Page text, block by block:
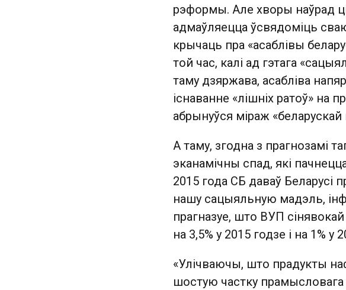
рэформы. Але хворы наўрад
адмаўляецца ўсвядоміць
крычаць пра «асаблівы
той час, калі ад гэтага
таму дзяржава, асабліва
існаванне «лішніх ратоў» на
абрынуўся міраж «беларускай
А таму, згодна з прагнозамі
эканамічны спад, які
2015 года СБ даваў Беларусі
нашу сацыяльную мадэль,
прагназуе, што ВУП
на 3,5% у 2015 годзе і на 1% у
«Улічваючы, што прадукты
шостую частку прамысловага